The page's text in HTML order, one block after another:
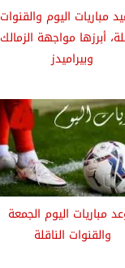
مباريات اليوم والقنوات
أبرزها مواجهة الزمالك
وبيراميدز
مباريات اليوم الجمعة
والقنوات الناقلة